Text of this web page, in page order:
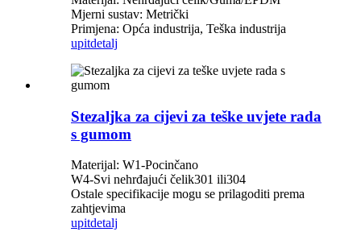
Mjerni sustav: Metrički
Primjena: Opća industrija, Teška industrija
upitdetalj
Stezaljka za cijevi za teške uvjete rada
s gumom
Materijal: W1-Pocinčano
W4-Svi nehrđajući čelik301 ili304
Ostale specifikacije mogu se prilagoditi prema
zahtjevima
upitdetalj